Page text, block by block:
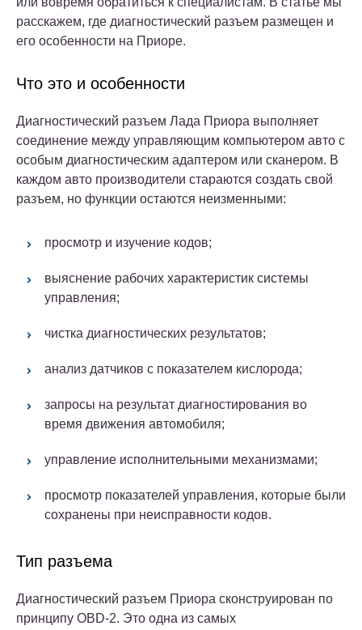
расскажем, где диагностический разъем размещен и
его особенности на Приоре.
Что это и особенности
Диагностический разъем Лада Приора выполняет
соединение между управляющим компьютером авто с
особым диагностическим адаптером или сканером. В
каждом авто производители стараются создать свой
разъем, но функции остаются неизменными:
просмотр и изучение кодов;
выяснение рабочих характеристик системы
управления;
чистка диагностических результатов;
анализ датчиков с показателем кислорода;
запросы на результат диагностирования во
время движения автомобиля;
управление исполнительными механизмами;
просмотр показателей управления, которые были
сохранены при неисправности кодов.
Тип разъема
Диагностический разъем Приора сконструирован по
принципу OBD-2. Это одна из самых